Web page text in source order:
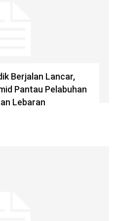
Berjalan Lancar,
Pantau Pelabuhan
Lebaran